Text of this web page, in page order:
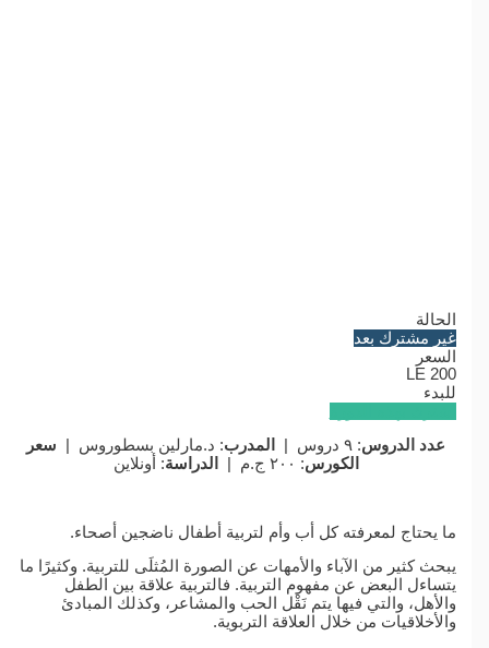
الحالة
غير مشترك بعد
السعر
LE 200
للبدء
عدد الدروس: ٩ دروس | المدرب: د.مارلين بسطوروس |
سعر
الكورس: ٢٠٠ ج.م | الدراسة: أونلاين
ما يحتاج لمعرفته كل أب وأم لتربية أطفال ناضجين أصحاء.
يبحث كثير من الآباء والأمهات عن الصورة المُثلَى للتربية. وكثيرًا ما
يتساءل البعض عن مفهوم التربية. فالتربية علاقة بين الطفل
والأهل، والتي فيها يتم نَقْل الحب والمشاعر، وكذلك المبادئ
والأخلاقيات من خلال العلاقة التربوية.